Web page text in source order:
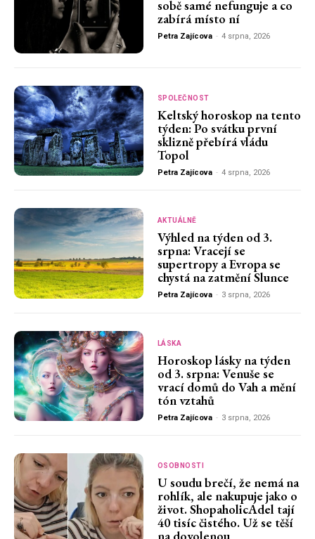
sobě samé nefunguje a co
zabírá místo ní
Petra Zajícova - 4 srpna, 2026
SPOLEČNOST
Keltský horoskop na tento
týden: Po svátku první
sklizně přebírá vládu
Topol
Petra Zajícova - 4 srpna, 2026
AKTUÁLNĚ
Výhled na týden od 3.
srpna: Vracejí se
supertropy a Evropa se
chystá na zatmění Slunce
Petra Zajícova - 3 srpna, 2026
LÁSKA
Horoskop lásky na týden
od 3. srpna: Venuše se
vrací domů do Vah a mění
tón vztahů
Petra Zajícova - 3 srpna, 2026
OSOBNOSTI
U soudu brečí, že nemá na
rohlík, ale nakupuje jako o
život. ShopaholicAdel tají
40 tisíc čistého. Už se těší